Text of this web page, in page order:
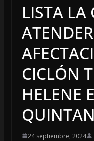
LISTA LA
CICLÓN
HELENE
24 septiembre, 2024